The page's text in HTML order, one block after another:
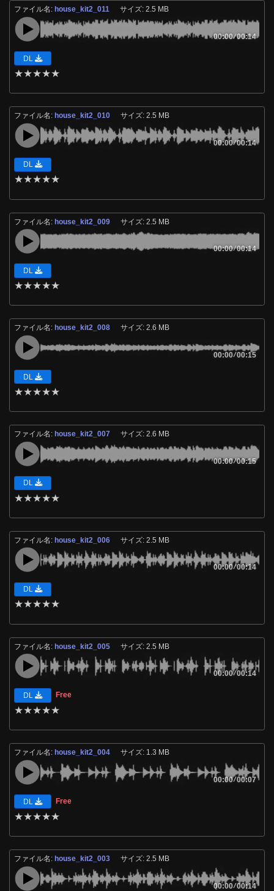
ファイル名: house_kit2_011 サイズ: 2.5 MB
00:00/00:14
DL
★★★★★
ファイル名: house_kit2_010 サイズ: 2.5 MB
00:00/00:14
DL
★★★★★
ファイル名:house_kit2_009 サイズ: 2.5 MB
00:00/00:14
DL
★★★★★
ファイル名: house_kit2_008 サイズ: 2.6 MB
00:00/00:15
DL
★★★★★
ファイル名: house_kit2_007 サイズ: 2.6 MB
00:00/00:15
DL
★★★★★
ファイル名: house_kit2_006 サイズ: 2.5 MB
00:00/00:14
DL
★★★★★
ファイル名:house_kit2_005 サイズ: 2.5 MB
00:00/00:14
DL Free
★★★★★
ファイル名: house_kit2_004 サイズ: 1.3 MB
00:00/00:07
DL Free
★★★★★
ファイル名: house_kit2_003 サイズ: 2.5 MB
00:00/00:14